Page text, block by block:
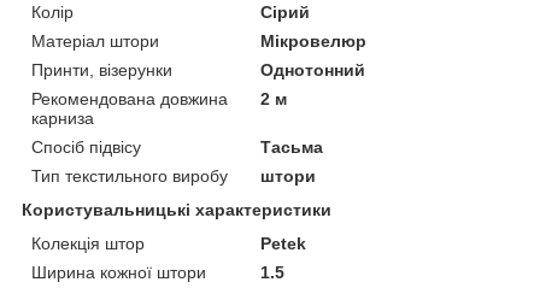
Колір
Сірий
Матеріал штори
Мікровелюр
Принти, візерунки
Однотонний
Рекомендована довжина
карниза
2 м
Спосіб підвісу
Тасьма
Тип текстильного виробу
штори
Користувальницькі характеристики
Колекція штор
Petek
Ширина кожної штори
1.5